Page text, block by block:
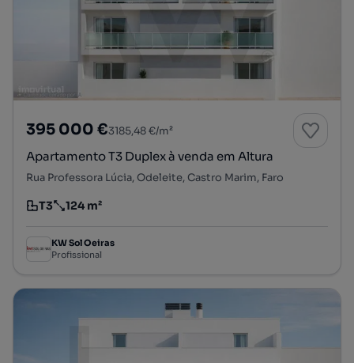
395 000 €3185,48 €/m²
Apartamento T3 Duplex à venda em Altura
Rua Professora Lúcia, Odeleite, Castro Marim, Faro
Tipologia
T3
Preço por metro quadrado
124 m²
KW Sol Oeiras
Profissional